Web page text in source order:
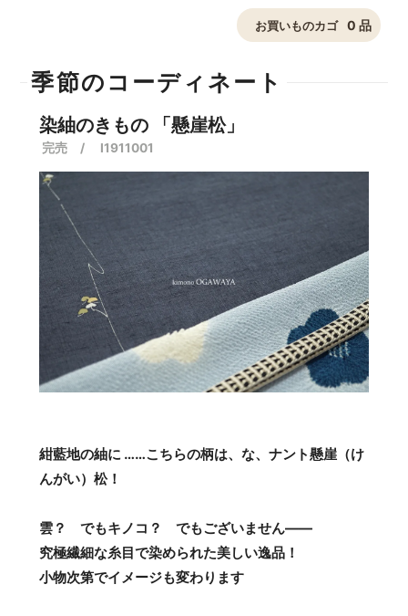
お買いものカゴ 0 品
季節のコーディネート
染紬のきもの 「懸崖松」
完売 / I1911001
紺藍地の紬に ……こちらの柄は、な、ナント懸崖（け
んがい）松！
雲？ でもキノコ？ でもございません――
究極繊細な糸目で染められた美しい逸品！
小物次第でイメージも変わります